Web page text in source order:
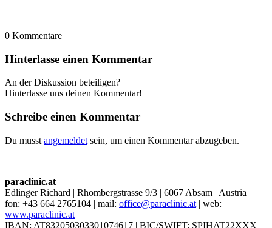
0 Kommentare
Hinterlasse einen Kommentar
An der Diskussion beteiligen?
Hinterlasse uns deinen Kommentar!
Schreibe einen Kommentar
Du musst angemeldet sein, um einen Kommentar abzugeben.
paraclinic.at
Edlinger Richard | Rhombergstrasse 9/3 | 6067 Absam | Austria
fon: +43 664 2765104 | mail: office@paraclinic.at | web:
www.paraclinic.at
IBAN: AT832050303301074617 | BIC/SWIFT: SPIHAT22XXX